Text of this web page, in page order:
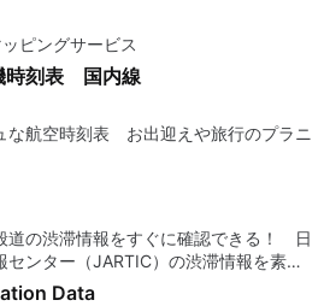
ピングサービス
刻表 国内線
な航空時刻表 お出迎えや旅行のプラニ
道の渋滞情報をすぐに確認できる！ 日
センター（JARTIC）の渋滞情報を素早
向けの交通情報アプリ
Data